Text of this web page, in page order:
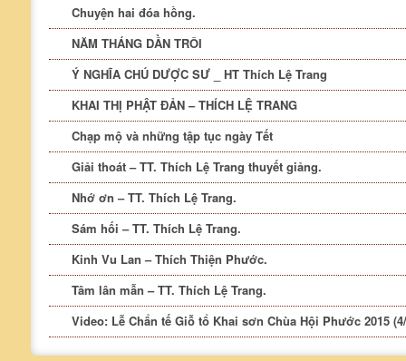
Chuyện hai đóa hồng.
NĂM THÁNG DẦN TRÔI
Ý NGHĨA CHÚ DƯỢC SƯ _ HT Thích Lệ Trang
KHAI THỊ PHẬT ĐẢN – THÍCH LỆ TRANG
Chạp mộ và những tập tục ngày Tết
Giải thoát – TT. Thích Lệ Trang thuyết giảng.
Nhớ ơn – TT. Thích Lệ Trang.
Sám hối – TT. Thích Lệ Trang.
Kinh Vu Lan – Thích Thiện Phước.
Tâm lân mẫn – TT. Thích Lệ Trang.
Video: Lễ Chẩn tế Giỗ tổ Khai sơn Chùa Hội Phước 2015